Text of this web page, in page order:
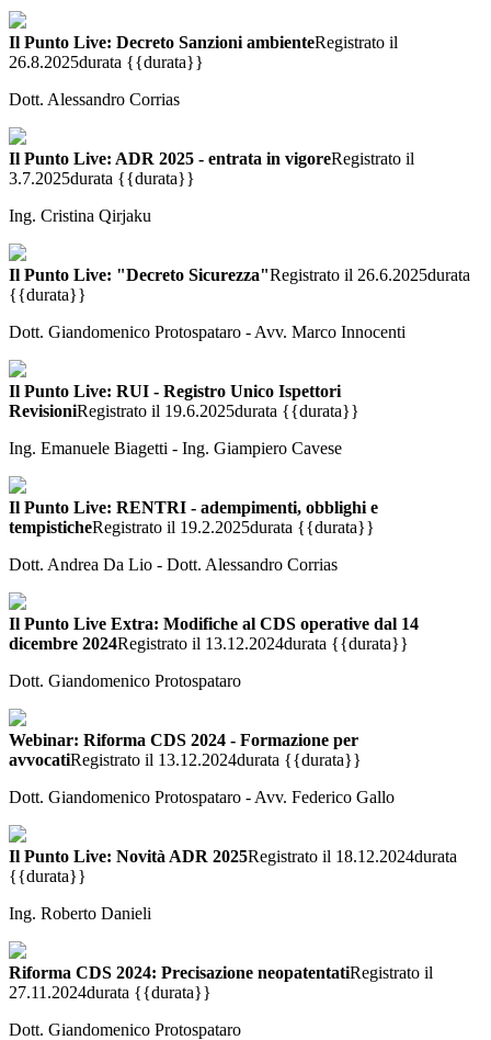
Il Punto Live: Decreto Sanzioni ambienteRegistrato il
26.8.2025durata {{durata}}
Dott. Alessandro Corrias
Il Punto Live: ADR 2025 - entrata in vigoreRegistrato il
3.7.2025durata {{durata}}
Ing. Cristina Qirjaku
Il Punto Live: "Decreto Sicurezza"Registrato il 26.6.2025durata
{{durata}}
Dott. Giandomenico Protospataro - Avv. Marco Innocenti
Il Punto Live: RUI - Registro Unico Ispettori
RevisioniRegistrato il 19.6.2025durata {{durata}}
Ing. Emanuele Biagetti - Ing. Giampiero Cavese
Il Punto Live: RENTRI - adempimenti, obblighi e
tempisticheRegistrato il 19.2.2025durata {{durata}}
Dott. Andrea Da Lio - Dott. Alessandro Corrias
Il Punto Live Extra: Modifiche al CDS operative dal 14
dicembre 2024Registrato il 13.12.2024durata {{durata}}
Dott. Giandomenico Protospataro
Webinar: Riforma CDS 2024 - Formazione per
avvocatiRegistrato il 13.12.2024durata {{durata}}
Dott. Giandomenico Protospataro - Avv. Federico Gallo
Il Punto Live: Novità ADR 2025Registrato il 18.12.2024durata
{{durata}}
Ing. Roberto Danieli
Riforma CDS 2024: Precisazione neopatentatiRegistrato il
27.11.2024durata {{durata}}
Dott. Giandomenico Protospataro